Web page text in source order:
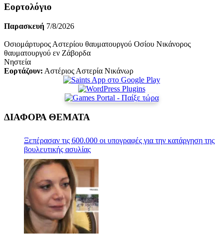
pagination
Εορτολόγιο
Παρασκευή 7/8/2026
Οσιομάρτυρος Αστερίου θαυματουργού Οσίου Νικάνορος
θαυματουργού εν Ζάβορδα
Νηστεία
Εορτάζουν: Αστέριος Αστερία Νικάνωρ
ΔΙΑΦΟΡΑ ΘΕΜΑΤΑ
Ξεπέρασαν τις 600.000 οι υπογραφές για την κατάργηση της
βουλευτικής ασυλίας